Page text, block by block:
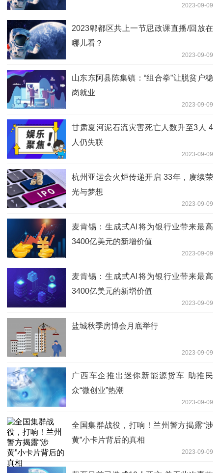
2023-09-09
2023郫都区共上一节思政课直播/回放在
哪儿看？
2023-09-09
山东东阿县陈集镇：“组合拳”让脱贫户稳
岗就业
2023-09-09
甘肃夏河泥石流灾害死亡人数升至3人 4
人仍失联
2023-09-09
杭州亚运会火炬传递开启 33年，赓续荣
光与梦想
2023-09-09
麦肯锡：生成式AI将为银行业带来最高
3400亿美元的新增价值
2023-09-09
麦肯锡：生成式AI将为银行业带来最高
3400亿美元的新增价值
2023-09-09
盐城秋季房博会月底举行
2023-09-09
广西车企推出迷你新能源货车 助推民
众“微创业”热潮
2023-09-09
全国集群战役，打响！兰州警方揭露“涉
黄”小卡片背后的真相
2023-09-09